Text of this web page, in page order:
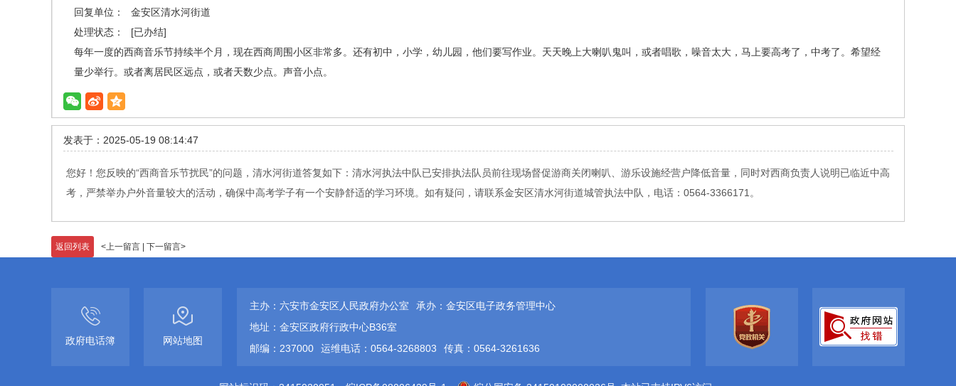
回复单位：
金安区清水河街道
处理状态：
[已办结]
每年一度的西商音乐节持续半个月，现在西商周围小区非常多。还有初中，小学，幼儿园，他们要写作业。天天晚上大喇叭鬼叫，或者唱歌，噪音太大，马上要高考了，中考了。希望经
量少举行。或者离居民区远点，或者天数少点。声音小点。
发表于：2025-05-19 08:14:47
您好！您反映的“西商音乐节扰民”的问题，清水河街道答复如下：清水河执法中队已安排执法队员前往现场督促游商关闭喇叭、游乐设施经营户降低音量，同时对西商负责人说明已临近中高
考，严禁举办户外音量较大的活动，确保中高考学子有一个安静舒适的学习环境。如有疑问，请联系金安区清水河街道城管执法中队，电话：0564-3366171。
返回列表 <上一留言 下一留言>
政府电话簿 网站地图
主办：六安市金安区人民政府办公室
承办：金安区电子政务管理中心
地址：金安区政府行政中心B36室
邮编：237000
运维电话：0564-3268803 传真：0564-3261636